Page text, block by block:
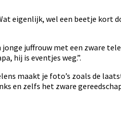
eigenlijk, wel een beetje
juffrouw met een zware
hij is eventjes weg.”.
maakt je foto’s zoals de
en zelfs het zware